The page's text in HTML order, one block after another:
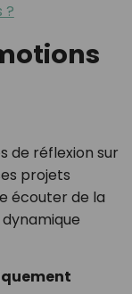
?
de réflexion sur
projets
écouter de la